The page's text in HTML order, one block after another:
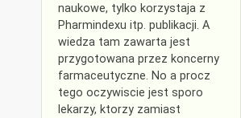
naukowe, tylko korzystaja z
Pharmindexu itp. publikacji. A
wiedza tam zawarta jest
przygotowana przez koncerny
farmaceutyczne. No a procz
tego oczywiscie jest sporo
lekarzy, ktorzy zamiast